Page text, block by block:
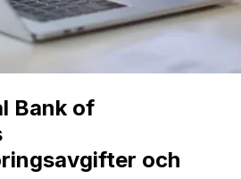
Bank of
och